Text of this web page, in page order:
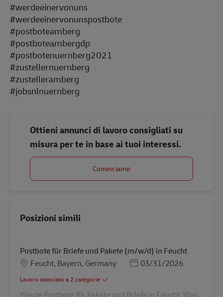
#werdeeinervonuns
#werdeeinervonunspostbote
#postboteamberg
#postboteambergdp
#postbotenuernberg2021
#zustellernuernberg
#zustelleramberg
#jobsnlnuernberg
Ottieni annunci di lavoro consigliati su
misura per te in base ai tuoi interessi.
Cominciamo
Posizioni simili
Postbote für Briefe und Pakete (m/w/d) in Feucht
SedeFeucht, Bayern, Germany Posted Date
03/31/2026
Lavoro associato a 2 categorie
Werde Postbote für Pakete und Briefe in Feucht. Was